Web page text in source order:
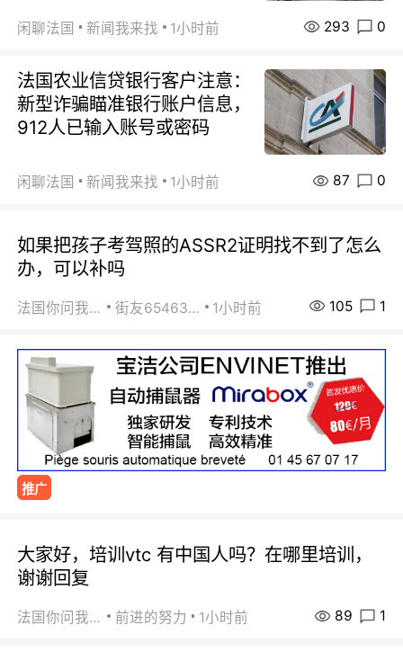
闲聊法国 新闻我来找 1小时前 293 0
法国农业信贷银行客户注意：
新型诈骗瞄准银行账户信息，
912人已输入账号或密码
闲聊法国 新闻我来找 1小时前 87 0
如果把孩子考驾照的ASSR2证明找不到了怎么
办，可以补吗
法国你问我答 街友65463281 1小时前 105 1
推广
大家好，培训vtc 有中国人吗？在哪里培训，
谢谢回复
法国你问我答 前进的努力 1小时前 89 1